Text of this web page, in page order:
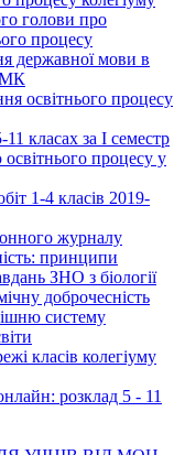
голови про
процесу
державної мови в
освітнього процесу
класах за І семестр
процесу у
1-4 класів 2019-
журналу
принципи
ЗНО з біології
доброчесність
систему
класів колегіуму
розклад 5 - 11